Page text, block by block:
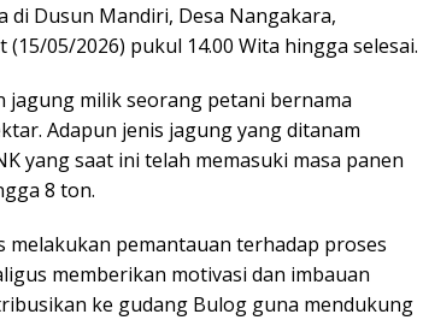
Dusun Mandiri, Desa Nangakara,
05/2026) pukul 14.00 Wita hingga selesai.
milik seorang petani bernama
Adapun jenis jagung yang ditanam
yang saat ini telah memasuki masa panen
8 ton.
pemantauan terhadap proses
memberikan motivasi dan imbauan
ke gudang Bulog guna mendukung